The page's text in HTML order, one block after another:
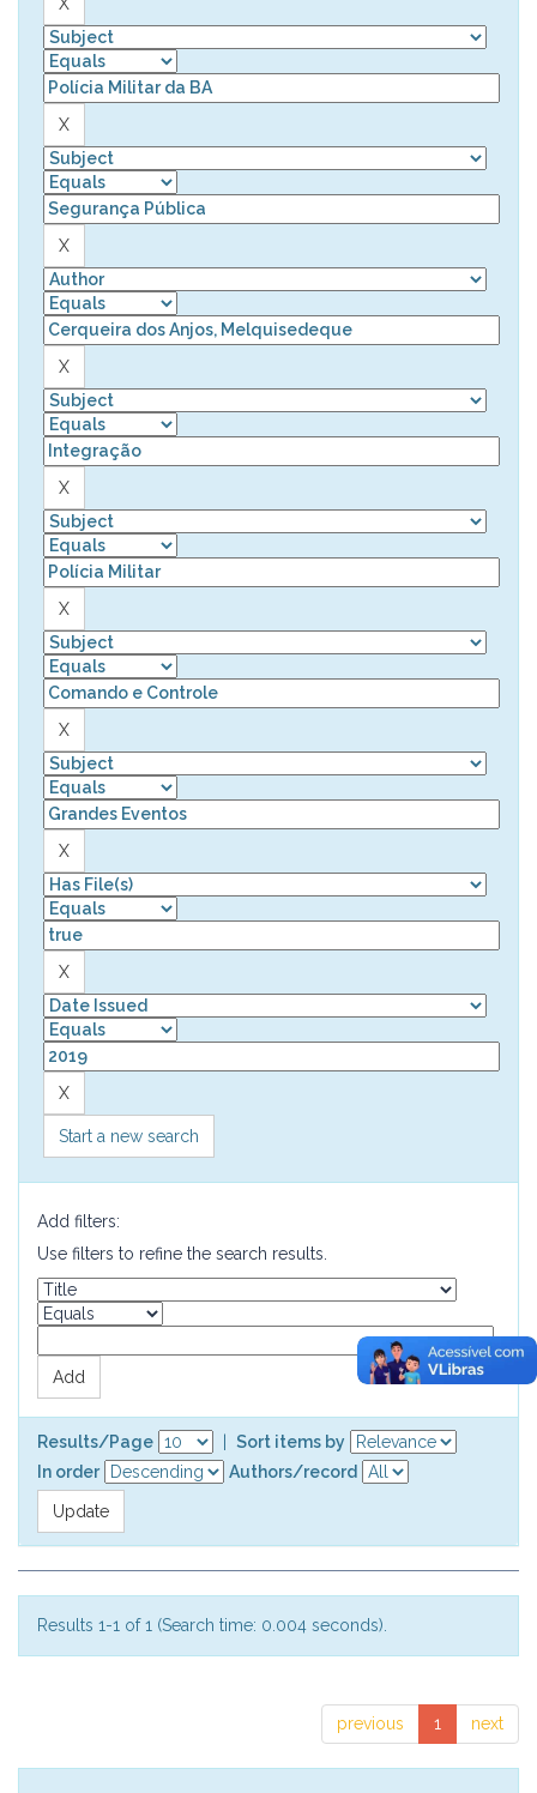
Start a new search
Add filters:
Use filters to refine the search results.
Results/Page
Sort items by
In order
Authors/record
Results 1-1 of 1 (Search time: 0.004 seconds).
previous 1 next